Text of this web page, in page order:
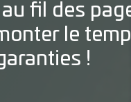
fil des
le
!